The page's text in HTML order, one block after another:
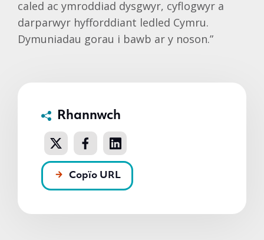
caled ac ymroddiad dysgwyr, cyflogwyr a
darparwyr hyfforddiant ledled Cymru.
Dymuniadau gorau i bawb ar y noson.”
Rhannwch
Copïo URL